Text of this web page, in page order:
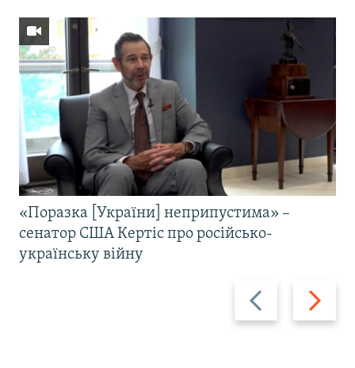
Назад Вперед
«Поразка [України] неприпустима» –
сенатор США Кертіс про російсько-
українську війну